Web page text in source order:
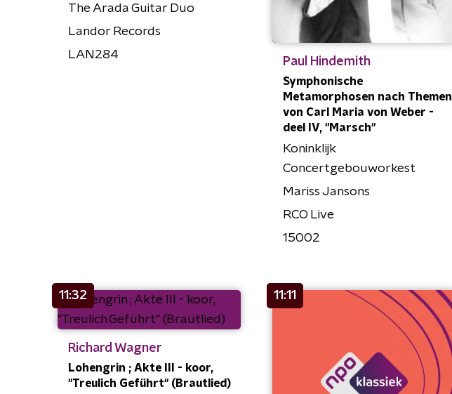
The Arada Guitar Duo
Landor Records
LAN284
Paul Hindemith
Symphonische
Metamorphosen nach Themen
von Carl Maria von Weber -
deel IV, "Marsch"
Koninklijk
Concertgebouworkest
Mariss Jansons
RCO Live
15002
11:32
Richard Wagner
Lohengrin ; Akte III - koor,
"Treulich Geführt" (Brautlied)
11:11